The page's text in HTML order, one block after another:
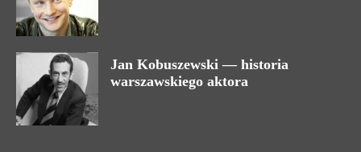
Jan Kobuszewski — historia
warszawskiego aktora